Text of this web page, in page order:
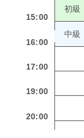
初級
15:00
中級
16:00
17:00
19:00
20:00